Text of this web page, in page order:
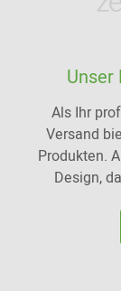
Unser
Als Ihr
Versand
Produkten.
Design,